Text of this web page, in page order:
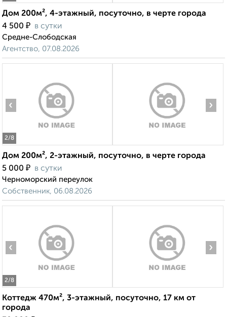
Дом 200м², 4-этажный, посуточно, в черте города
4 500 ₽ в сутки
Средне-Слободская
Агентство, 07.08.2026
2/8
‹ ›
Дом 200м², 2-этажный, посуточно, в черте города
5 000 ₽ в сутки
Черноморский переулок
Собственник, 06.08.2026
2/8
‹ ›
Коттедж 470м², 3-этажный, посуточно, 17 км от
города